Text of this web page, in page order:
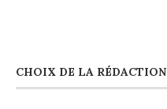
CHOIX DE LA RÉDACTION